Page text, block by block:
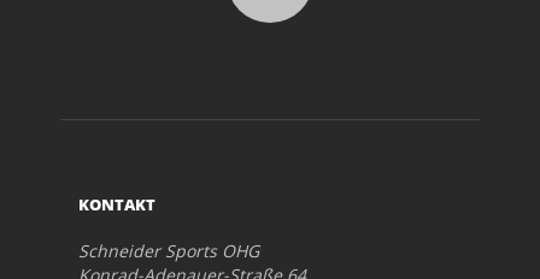
KONTAKT
Schneider Sports OHG